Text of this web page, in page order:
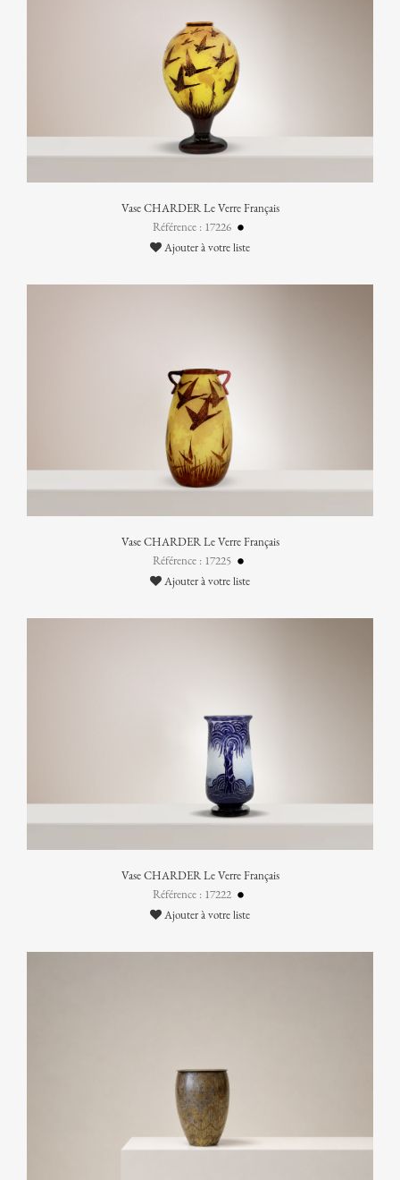
Vase CHARDER Le Verre Français
Référence : 17226
Ajouter à votre liste
Vase CHARDER Le Verre Français
Référence : 17225
Ajouter à votre liste
Vase CHARDER Le Verre Français
Référence : 17222
Ajouter à votre liste